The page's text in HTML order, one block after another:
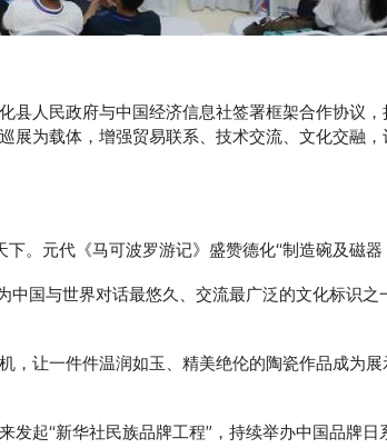
人民政府与中国经济信息社签署框架合作协议
展为载体，增强贸易联系、技术交流、文化交融
。元代《马可波罗游记》盛赞德化“制造碗及磁器
国与世界对话最悠久、交流最广泛的文化标识
，让一件件温润如玉、精美绝伦的陶瓷作品成为
起“新华社民族品牌工程”，持续举办中国品牌日